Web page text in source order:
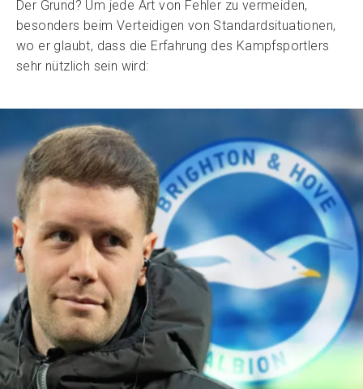
Der Grund? Um jede Art von Fehler zu vermeiden,
besonders beim Verteidigen von Standardsituationen,
wo er glaubt, dass die Erfahrung des Kampfsportlers
sehr nützlich sein wird: